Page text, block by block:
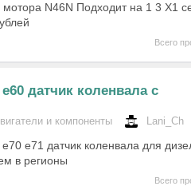
N46N Подходит на 1 3 Х1
Всего
датчик коленвала с
и компоненты Lani_Ch
е71 датчик коленвала для
в регионы
Всего